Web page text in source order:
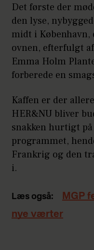
Det første der
den lyse,
midt i
ovnen, efterfulgt
Emma Holm
forberede en
Kaffen er der
HER&NU bliver
snakken hurtigt
programmet,
Frankrig og den
i.
Læs også:
MGP
nye værter